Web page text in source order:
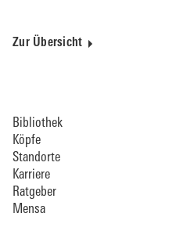
Zur Übersicht
Bibliothek
Köpfe
Standorte
Karriere
Ratgeber
Mensa